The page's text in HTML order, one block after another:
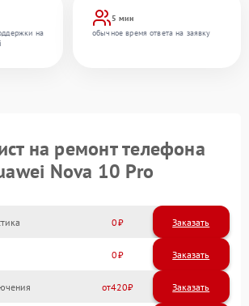
на
5 мин
обычное время ответа на заявку
на ремонт телефона
Nova 10 Pro
0 Заказать
0 Заказать
420